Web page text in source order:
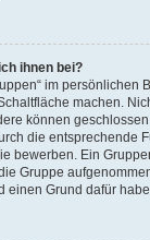
ihnen bei?
im persönlichen
machen.
können
die entsprechende
bewerben. Ein
Gruppe
einen Grund dafür